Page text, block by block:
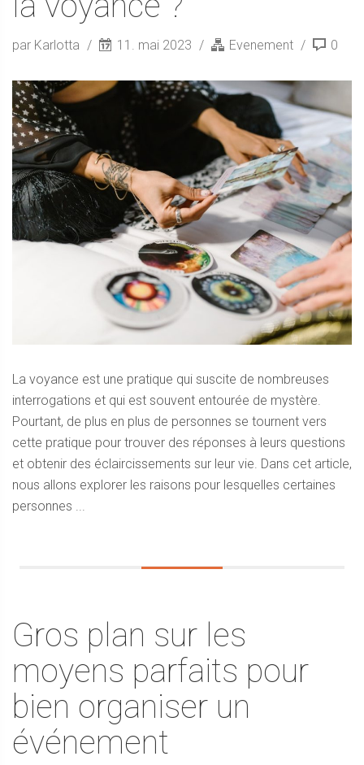
par Karlotta 11. mai 2023 Evenement 0
La voyance est une pratique qui suscite de nombreuses
interrogations et qui est souvent entourée de mystère.
Pourtant, de plus en plus de personnes se tournent vers
cette pratique pour trouver des réponses à leurs questions
et obtenir des éclaircissements sur leur vie. Dans cet article,
nous allons explorer les raisons pour lesquelles certaines
personnes ...
Gros plan sur les
moyens parfaits pour
bien organiser un
événement